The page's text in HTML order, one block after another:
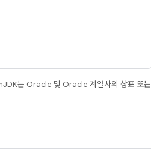
는 Oracle 및 Oracle 계열사의 상표 또는